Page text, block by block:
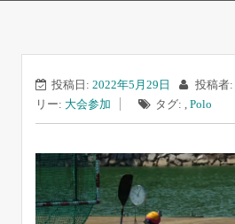
投稿日: 2022年5月29日 投稿者:
リー: 大会参加 タグ: , Polo